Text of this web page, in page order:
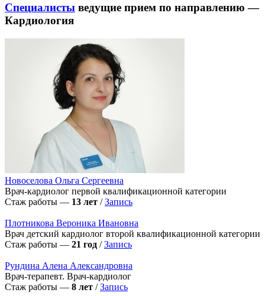
Специалисты ведущие прием по направлению —
Кардиология
Новоселова Ольга Сергеевна
Врач-кардиолог первой квалификационной категории
Стаж работы — 13 лет /Запись
Плотникова Вероника Ивановна
Врач детский кардиолог второй квалификационной категории
Стаж работы — 21 год /Запись
Рундина Алена Александровна
Врач-терапевт. Врач-кардиолог
Стаж работы — 8 лет /Запись